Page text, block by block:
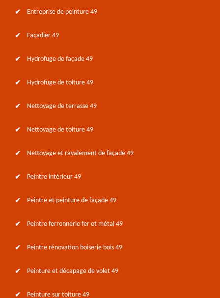
Entreprise de peinture 49
Façadier 49
Hydrofuge de façade 49
Hydrofuge de toiture 49
Nettoyage de terrasse 49
Nettoyage de toiture 49
Nettoyage et ravalement de façade 49
Peintre intérieur 49
Peintre et peinture de façade 49
Peintre ferronnerie fer et métal 49
Peintre rénovation boiserie bois 49
Peinture et décapage de volet 49
Peinture sur toiture 49